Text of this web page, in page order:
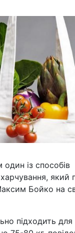
із способів
який
Бойко на
підходить для